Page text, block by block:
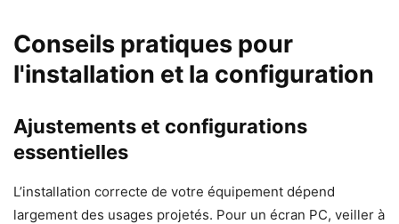
Conseils pratiques pour
l'installation et la configuration
Ajustements et configurations
essentielles
L’installation correcte de votre équipement dépend
largement des usages projetés. Pour un écran PC, veiller à